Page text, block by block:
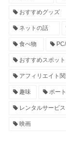
おすすめグッズ
ネットの話
食べ物 PC/
おすすめスポット
アフィリエイト
趣味 ポー
レンタルサービス
映画